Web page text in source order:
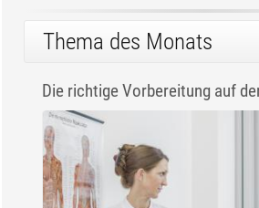
Thema des Monats
Die richtige Vorbereitung auf